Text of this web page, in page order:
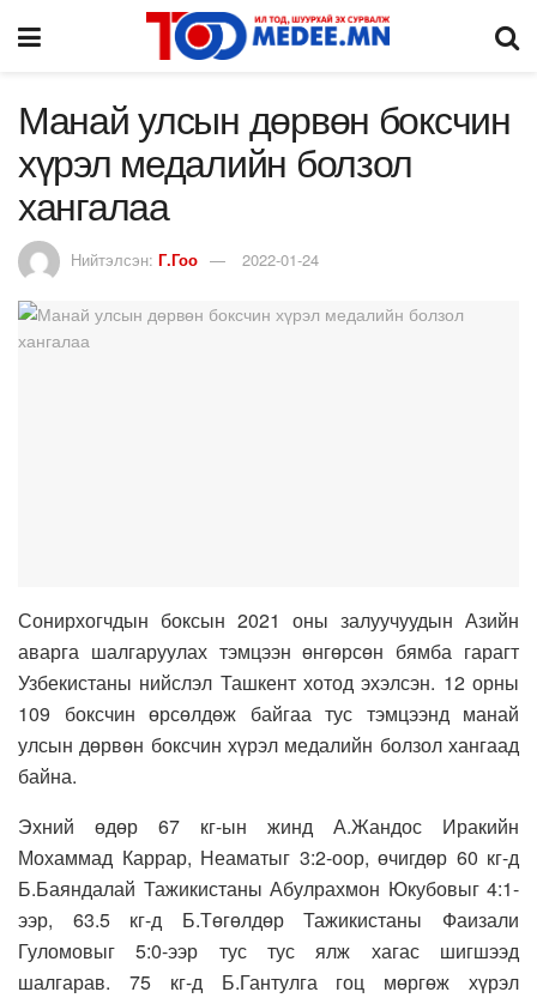
Манай улсын дөрвөн боксчин
хүрэл медалийн болзол
хангалаа
Нийтэлсэн: Г.Гоо 2022-01-24
Сонирхогчдын боксын 2021 оны залуучуудын Азийн
аварга шалгаруулах тэмцээн өнгөрсөн бямба гарагт
Узбекистаны нийслэл Ташкент хотод эхэлсэн. 12 орны
109 боксчин өрсөлдөж байгаа тус тэмцээнд манай
улсын дөрвөн боксчин хүрэл медалийн болзол хангаад
байна.
Эхний өдөр 67 кг-ын жинд А.Жандос Иракийн
Мохаммад Каррар, Неаматыг 3:2-оор, өчигдөр 60 кг-д
Б.Баяндалай Тажикистаны Абулрахмон Юкубовыг 4:1-
ээр, 63.5 кг-д Б.Төгөлдөр Тажикистаны Фаизали
Гуломовыг 5:0-ээр тус тус ялж хагас шигшээд
шалгарав. 75 кг-д Б.Гантулга гоц мөргөж хүрэл